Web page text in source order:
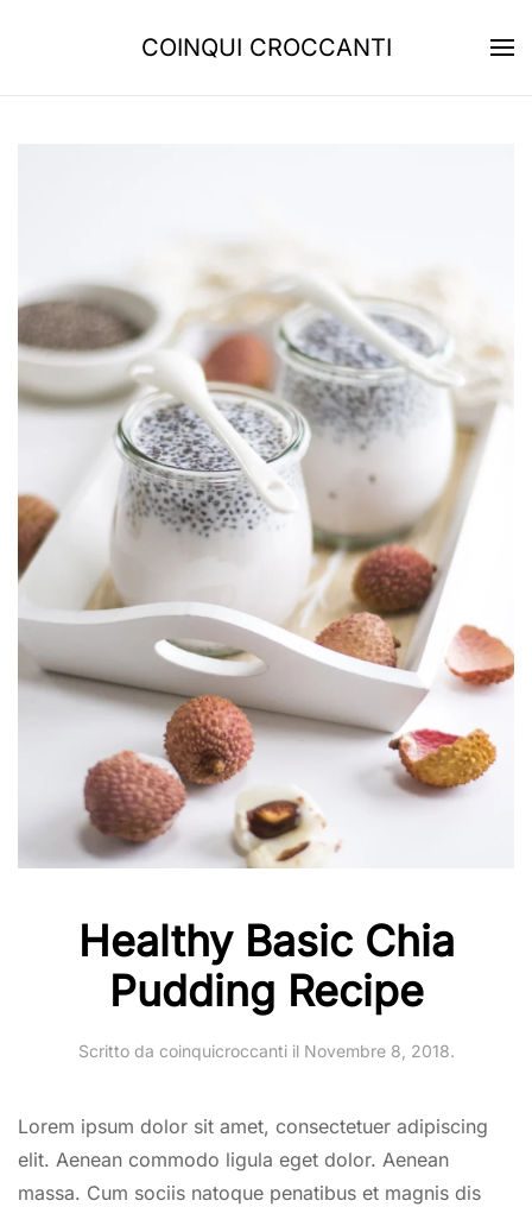
COINQUI CROCCANTI
Healthy Basic Chia
Pudding Recipe
Scritto da coinquicroccantiil Novembre 8, 2018.
Lorem ipsum dolor sit amet, consectetuer adipiscing
elit. Aenean commodo ligula eget dolor. Aenean
massa. Cum sociis natoque penatibus et magnis dis